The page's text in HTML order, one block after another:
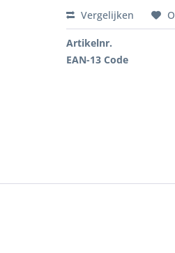
Vergelijken
Artikelnr.
EAN-13 Code